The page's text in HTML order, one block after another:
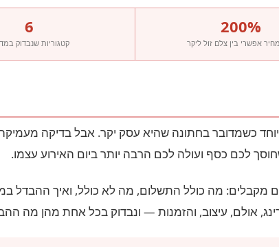
200%
אפשרי בין צלם זול ליקר
6
קטגוריות שנבדוק
כשמדובר בחתונה שהיא עסק יקר. אבל בדיקה
לכם כסף ועולה לכם הרבה יותר ביום האירוע עצמו.
מה כולל התשלום, מה לא כולל, ואיך ההבדל